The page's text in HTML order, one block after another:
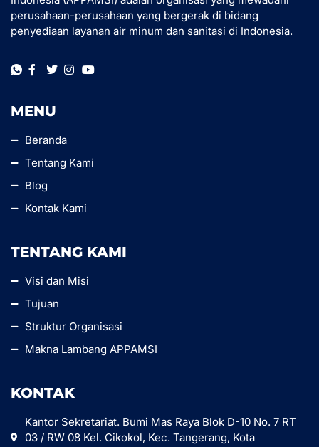
perusahaan-perusahaan yang bergerak di bidang
penyediaan layanan air minum dan sanitasi di Indonesia.
MENU
Beranda
Tentang Kami
Blog
Kontak Kami
TENTANG KAMI
Visi dan Misi
Tujuan
Struktur Organisasi
Makna Lambang APPAMSI
KONTAK
Kantor Sekretariat. Bumi Mas Raya Blok D-10 No. 7 RT
03 / RW 08 Kel. Cikokol, Kec. Tangerang, Kota